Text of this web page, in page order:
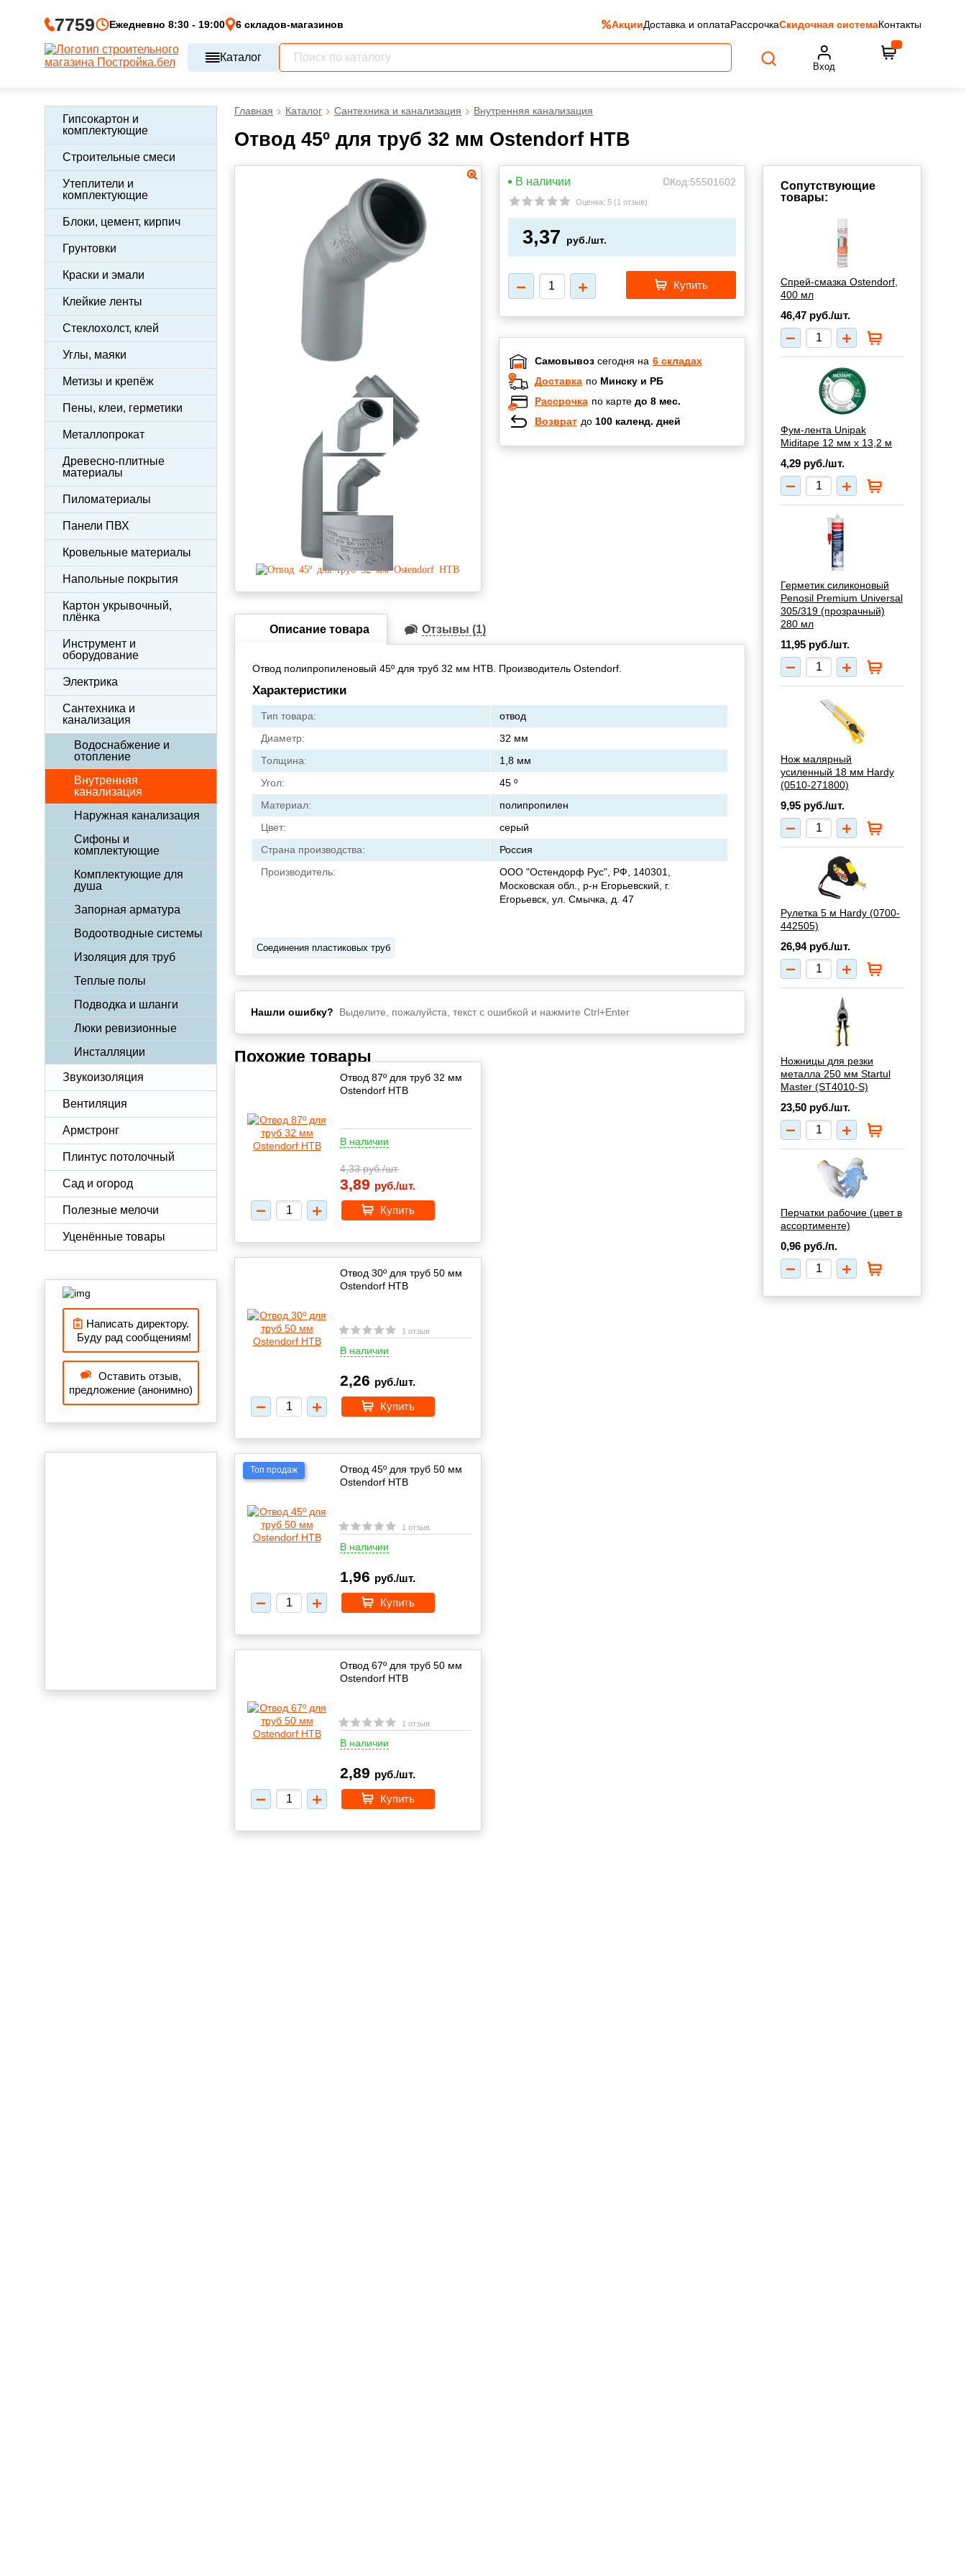
7759 Ежедневно 8:30 - 19:00 6 складов-магазинов АкцииДоставка и оплатаРассрочкаСкидочная системаКонтакты
Каталог
Вход
Гипсокартон и
комплектующие
Строительные смеси
Утеплители и
комплектующие
Блоки, цемент, кирпич
Грунтовки
Краски и эмали
Клейкие ленты
Стеклохолст, клей
Углы, маяки
Метизы и крепёж
Пены, клеи, герметики
Металлопрокат
Древесно-плитные
материалы
Пиломатериалы
Панели ПВХ
Кровельные материалы
Напольные покрытия
Картон укрывочный,
плёнка
Инструмент и
оборудование
Электрика
Сантехника и
канализация
Водоснабжение и
отопление
Внутренняя
канализация
Наружная канализация
Сифоны и
комплектующие
Комплектующие для
душа
Запорная арматура
Водоотводные системы
Изоляция для труб
Теплые полы
Подводка и шланги
Люки ревизионные
Инсталляции
Звукоизоляция
Вентиляция
Армстронг
Плинтус потолочный
Сад и огород
Полезные мелочи
Уценённые товары
Написать директору.
Буду рад сообщениям!
Оставить отзыв,
предложение (анонимно)
Главная Каталог Сантехника и канализация Внутренняя канализация
Отвод 45º для труб 32 мм Ostendorf HTВ
В наличии Код:55501602
Оценка: 5(1 отзыв)
3,37 руб./шт.
Купить
Самовывозсегодня на 6 складах
Доставка по Минску и РБ
Рассрочка по карте до 8 мес.
Возврат до 100 календ. дней
Описание товара Отзывы (1)
Отвод полипропиленовый 45º для труб 32 мм HTВ. Производитель Ostendorf.
Характеристики
Тип товара:
отвод
Диаметр:
32 мм
Толщина:
1,8 мм
Угол:
45 º
Материал:
полипропилен
Цвет:
серый
Страна производства:
Россия
Производитель:
ООО "Остендорф Рус", РФ, 140301,
Московская обл., р-н Егорьевский, г.
Егорьевск, ул. Смычка, д. 47
Соединения пластиковых труб
Нашли ошибку? Выделите, пожалуйста, текст с ошибкой и нажмите Ctrl+Enter
Похожие товары
Отвод 87º для труб 32 мм
Ostendorf HTВ
В наличии
4,33руб./шт.
3,89 руб./шт.
Купить
Отвод 30º для труб 50 мм
Ostendorf HTВ
1 отзыв
В наличии
2,26 руб./шт.
Купить
Топ продаж
Отвод 45º для труб 50 мм
Ostendorf HTВ
1 отзыв
В наличии
1,96 руб./шт.
Купить
Отвод 67º для труб 50 мм
Ostendorf HTВ
1 отзыв
В наличии
2,89 руб./шт.
Купить
Сопутствующие
товары:
Спрей-смазка Ostendorf,
400 мл
46,47 руб./шт.
Фум-лента Unipak
Miditape 12 мм х 13,2 м
4,29 руб./шт.
Герметик силиконовый
Penosil Premium Universal
305/319 (прозрачный)
280 мл
11,95 руб./шт.
Нож малярный
усиленный 18 мм Hardy
(0510-271800)
9,95 руб./шт.
Рулетка 5 м Hardy (0700-
442505)
26,94 руб./шт.
Ножницы для резки
металла 250 мм Startul
Master (ST4010-S)
23,50 руб./шт.
Перчатки рабочие (цвет в
ассортименте)
0,96 руб./п.